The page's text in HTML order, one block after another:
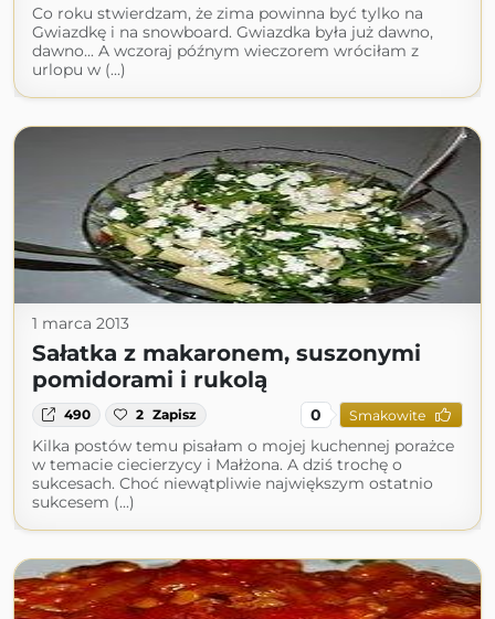
Co roku stwierdzam, że zima powinna być tylko na
Gwiazdkę i na snowboard. Gwiazdka była już dawno,
dawno... A wczoraj późnym wieczorem wróciłam z
urlopu w (...)
1 marca 2013
Sałatka z makaronem, suszonymi
pomidorami i rukolą
490 2 Zapisz 0 Smakowite
Kilka postów temu pisałam o mojej kuchennej porażce
w temacie ciecierzycy i Małżona. A dziś trochę o
sukcesach. Choć niewątpliwie największym ostatnio
sukcesem (...)